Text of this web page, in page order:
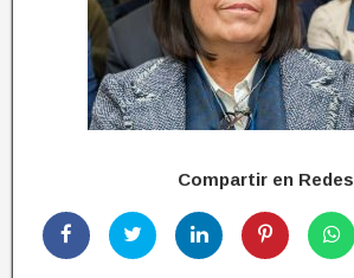
Compartir en Redes